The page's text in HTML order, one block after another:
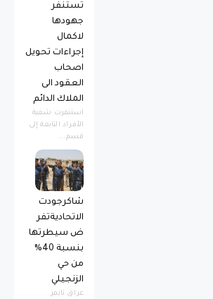
تستنفر
جهودها
لاكمال
إجراءات تحويل
اصحاب
العقود الى
الملاك الدائم
استنفرت شعبة
الأفراد التابعة إلى
قسم...
شاكرجودت
الاتحاديةتفر
ض سيطرتها
بنسبة 40%
من حي
الزنجيلي
عراق تايمز